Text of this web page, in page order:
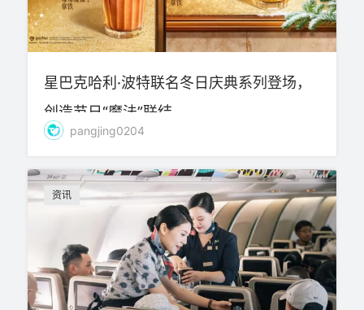
星巴克哈利·波特联名冬日庆典系列登场，
创造节日“魔法”联结
pangjing0204
资讯